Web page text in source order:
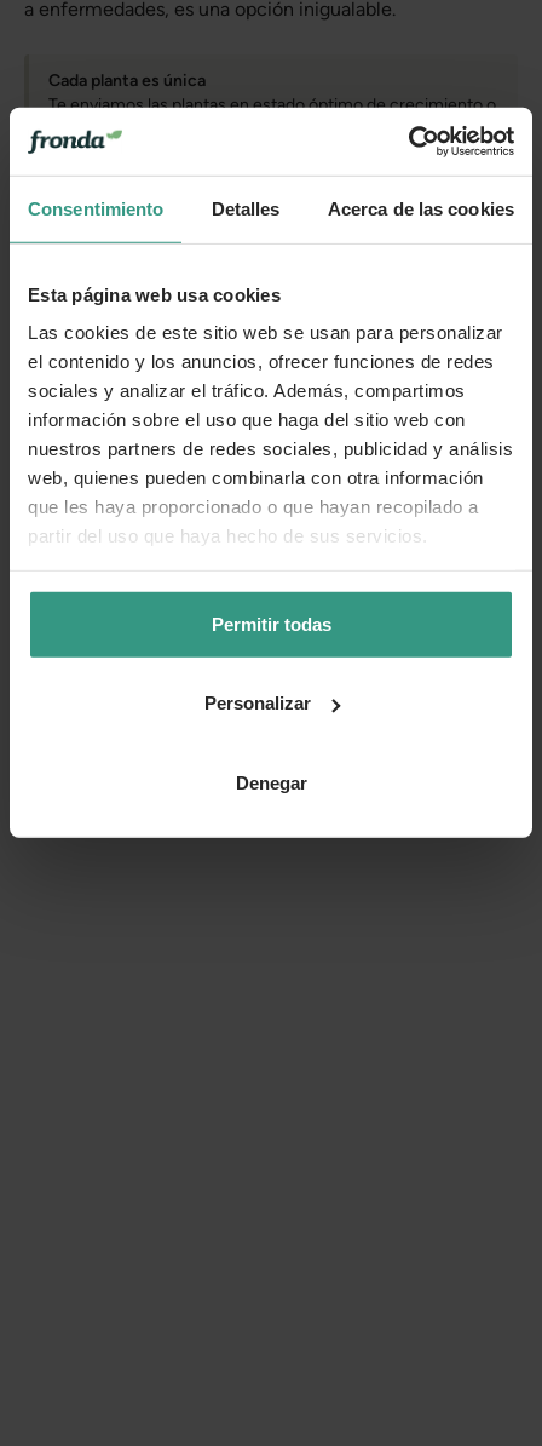
Consentimiento Detalles Acerca de las cookies
Esta página web usa cookies
Las cookies de este sitio web se usan para personalizar
el contenido y los anuncios, ofrecer funciones de redes
sociales y analizar el tráfico. Además, compartimos
información sobre el uso que haga del sitio web con
nuestros partners de redes sociales, publicidad y análisis
web, quienes pueden combinarla con otra información
que les haya proporcionado o que hayan recopilado a
partir del uso que haya hecho de sus servicios.
Permitir todas
Personalizar
Denegar
a enfermedades, es una opción inigualable.
Cada planta es única
Te enviamos las plantas en estado óptimo de crecimiento o
floración, en función de la estacionalidad. Por tanto, la
planta que recibas puede variar levemente su apariencia
con respecto a la de la foto.
Categorías
Número de artículo: 11227351
¿Te ha resultado útil la información de este producto?